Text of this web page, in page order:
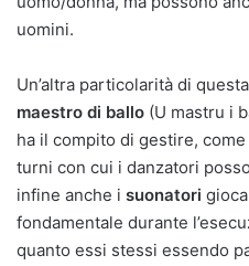
uomini.
Un’altra particolarità di
maestro di ballo (U mastru i
ha il compito di gestire,
turni con cui i danzatori
infine anche i suonatori
fondamentale durante
quanto essi stessi essendo